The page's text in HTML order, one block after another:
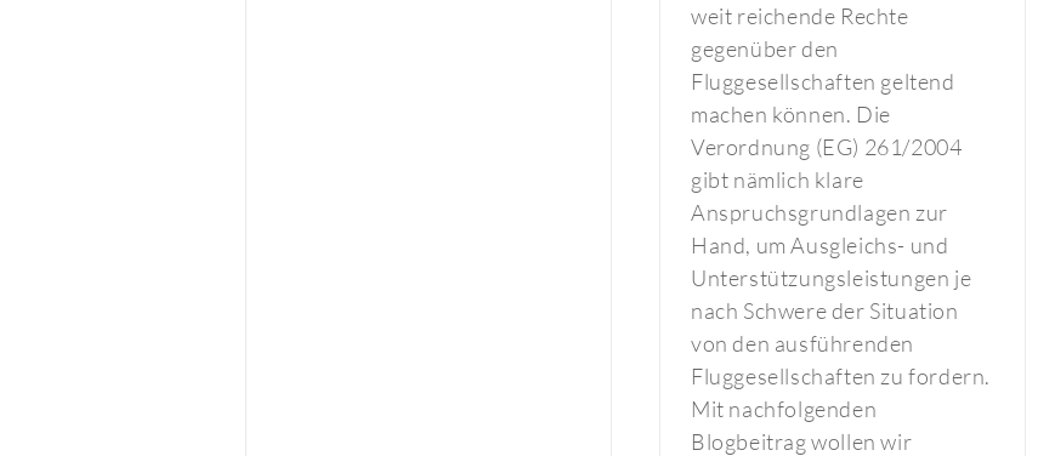
weit reichende Rechte
gegenüber den
Fluggesellschaften geltend
machen können. Die
Verordnung (EG) 261/2004
gibt nämlich klare
Anspruchsgrundlagen zur
Hand, um Ausgleichs- und
Unterstützungsleistungen je
nach Schwere der Situation
von den ausführenden
Fluggesellschaften zu fordern.
Mit nachfolgenden
Blogbeitrag wollen wir